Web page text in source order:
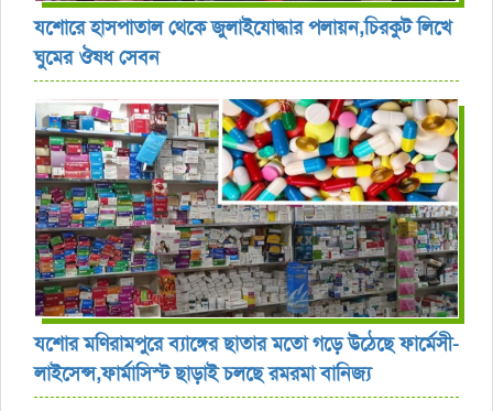
যশোরে হাসপাতাল থেকে জুলাইযোদ্ধার পলায়ন,চিরকুট লিখে
ঘুমের ঔষধ সেবন
যশোর ‎মণিরামপুরে ব্যাঙ্গের ছাতার মতো গড়ে উঠেছে ফার্মেসী-
লাইসেন্স,ফার্মাসিস্ট ছাড়াই চলছে রমরমা বানিজ্য ‎